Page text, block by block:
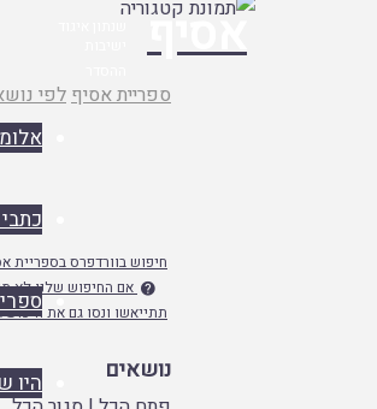
אסיף
היו
עמוד
ספריית אסיףלפי
חיפוש בוורדפרס בספריית
 אם החיפוש שלנו לא
תתייאשו ונסו גם את חיפוש
נושאים